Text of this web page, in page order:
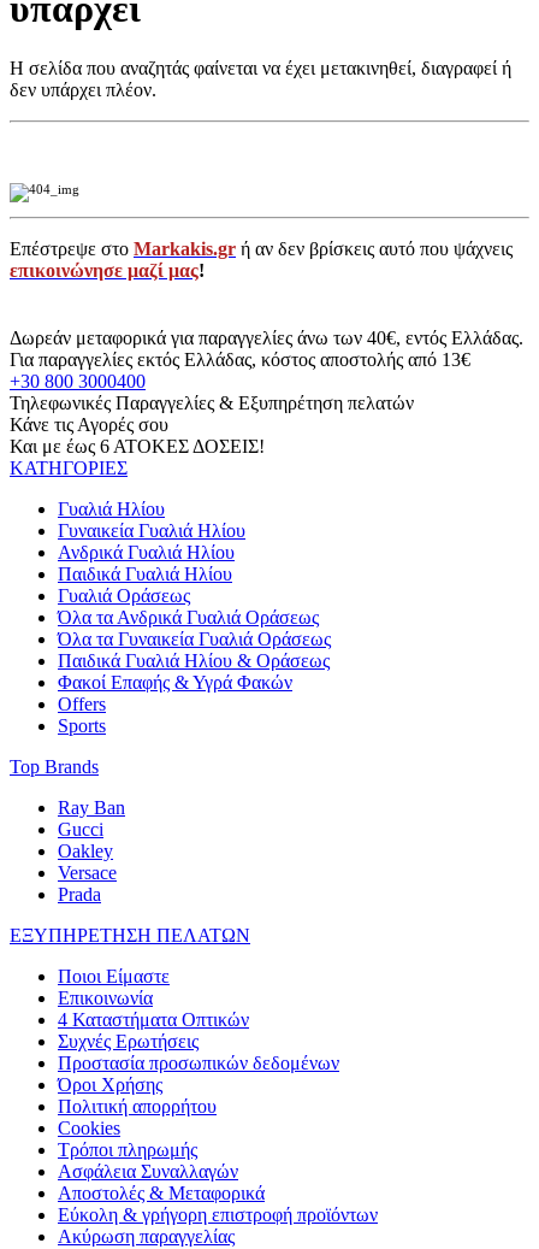
υπάρχει
Η σελίδα που αναζητάς φαίνεται να έχει μετακινηθεί, διαγραφεί ή
δεν υπάρχει πλέον.
Επέστρεψε στο Markakis.gr ή αν δεν βρίσκεις αυτό που ψάχνεις
επικοινώνησε μαζί μας!
Δωρεάν μεταφορικά για παραγγελίες άνω των 40€, εντός Ελλάδας.
Για παραγγελίες εκτός Ελλάδας, κόστος αποστολής από 13€
+30 800 3000400
Τηλεφωνικές Παραγγελίες & Εξυπηρέτηση πελατών
Κάνε τις Αγορές σου
Και με έως 6 ΑΤΟΚΕΣ ΔΟΣΕΙΣ!
ΚΑΤΗΓΟΡΙΕΣ
Γυαλιά Ηλίου
Γυναικεία Γυαλιά Ηλίου
Ανδρικά Γυαλιά Ηλίου
Παιδικά Γυαλιά Ηλίου
Γυαλιά Οράσεως
Όλα τα Ανδρικά Γυαλιά Οράσεως
Όλα τα Γυναικεία Γυαλιά Οράσεως
Παιδικά Γυαλιά Ηλίου & Οράσεως
Φακοί Επαφής & Υγρά Φακών
Offers
Sports
Top Brands
Ray Ban
Gucci
Oakley
Versace
Prada
ΕΞΥΠΗΡΕΤΗΣΗ ΠΕΛΑΤΩΝ
Ποιοι Είμαστε
Επικοινωνία
4 Καταστήματα Οπτικών
Συχνές Ερωτήσεις
Προστασία προσωπικών δεδομένων
Όροι Χρήσης
Πολιτική απορρήτου
Cookies
Τρόποι πληρωμής
Ασφάλεια Συναλλαγών
Αποστολές & Μεταφορικά
Εύκολη & γρήγορη επιστροφή προϊόντων
Ακύρωση παραγγελίας